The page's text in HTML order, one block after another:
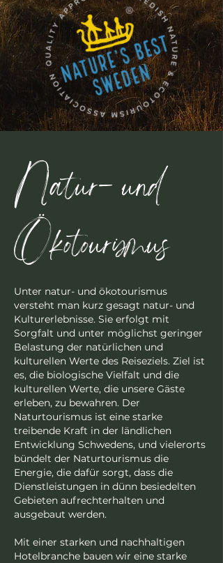
Natur- und
Ökotourismus
Unter natur- und ökotourismus
versteht man kurz gesagt natur- und
Kulturerlebnisse. Sie erfolgt mit
Sorgfalt und unter möglichst geringer
Belastung der natürlichen und
kulturellen Werte des Reiseziels. Ziel ist
es, die biologische Vielfalt und die
kulturellen Werte, die unsere Gäste
erleben, zu bewahren. Der
Naturtourismus ist eine starke
treibende Kraft in der ländlichen
Entwicklung Schwedens, und vielerorts
bündelt der Naturtourismus die
Energie, die dafür sorgt, dass die
Dienstleistungen in dünn besiedelten
Gebieten aufrechterhalten und
ausgebaut werden.
Mit einer starken und nachhaltigen
Hotelbranche bauen wir eine starke